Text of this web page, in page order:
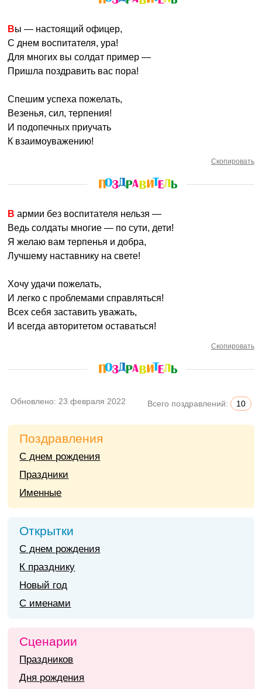
Вы — настоящий офицер,
С днем воспитателя, ура!
Для многих вы солдат пример —
Пришла поздравить вас пора!
Спешим успеха пожелать,
Везенья, сил, терпения!
И подопечных приучать
К взаимоуважению!
Скопировать
В армии без воспитателя нельзя —
Ведь солдаты многие — по сути, дети!
Я желаю вам терпенья и добра,
Лучшему наставнику на свете!
Хочу удачи пожелать,
И легко с проблемами справляться!
Всех себя заставить уважать,
И всегда авторитетом оставаться!
Скопировать
Обновлено: 23 февраля 2022 Всего поздравлений: 10
Поздравления
С днем рождения
Праздники
Именные
Открытки
С днем рождения
К празднику
Новый год
С именами
Сценарии
Праздников
Дня рождения